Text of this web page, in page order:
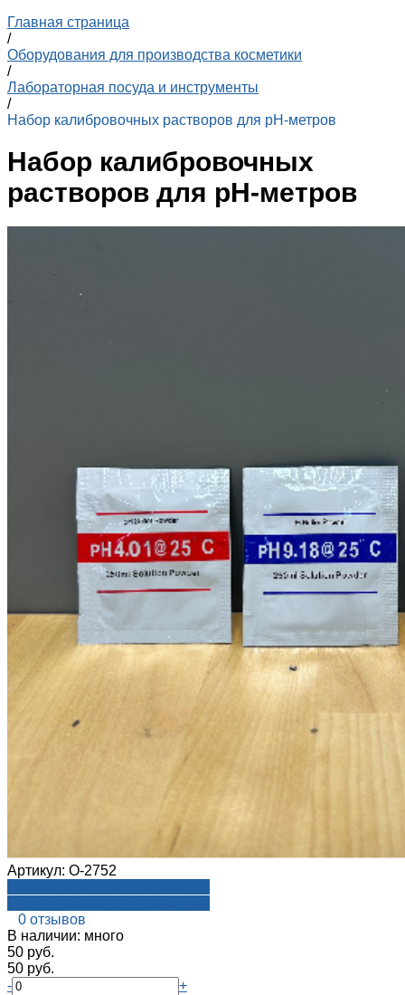
Главная страница
/
Оборудования для производства косметики
/
Лабораторная посуда и инструменты
/
Набор калибровочных растворов для pH-метров
Набор калибровочных
растворов для pH-метров
Артикул: О-2752
0 отзывов
В наличии: много
50 руб.
50 руб.
-
+